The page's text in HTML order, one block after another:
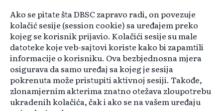
Ako se pitate šta DBSC zapravo radi, on povezuje
kolačić sesije (session cookie) sa uređajem preko
kojeg se korisnik prijavio. Kolačići sesije su male
datoteke koje veb-sajtovi koriste kako bi zapamtili
informacije o korisniku. Ova bezbjednosna mjera
osigurava da samo uređaj sa kojeg je sesija
pokrenuta može pristupiti aktivnoj sesiji. Takođe,
zlonamjernim akterima znatno otežava zloupotrebu
ukradenih kolačića, čak i ako se na vašem uređaju